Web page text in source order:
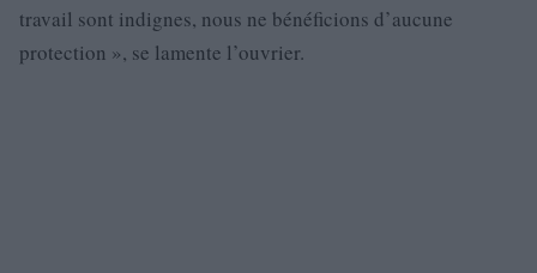
travail sont indignes, nous ne bénéficions d’aucune
protection », se lamente l’ouvrier.